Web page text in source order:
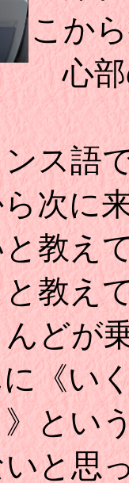
こか
心部
ス語
次に
教え
教え
どが
いく
とい
と思